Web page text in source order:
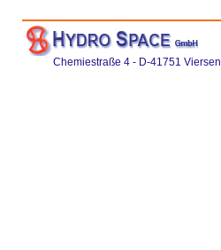
Chemiestraße 4 - D-41751 Viersen